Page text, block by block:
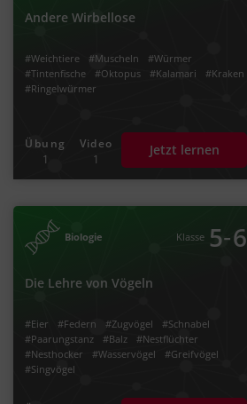
Andere Wirbellose
#Weichtiere #Muscheln
#Würmer
#Tintenfische
#Oktopus #Kalamari
#Kraken
#Ringelwürmer
Übung
1
Video
1
Jetzt lernen
Biologie Klasse 5‐6
Die Lehre von Vögeln
#Eier #Federn #Zugvögel
#Schnabel
#Paarungstanz
#Balz
#Nestflüchter
#Nesthocker
#Wasservögel
#Greifvögel
#Singvögel